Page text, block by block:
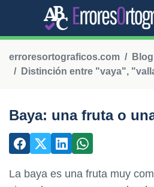
erroresortograficos.com
Blog
Distinción entre "vaya",
Baya: una fruta o
La baya es una fruta muy